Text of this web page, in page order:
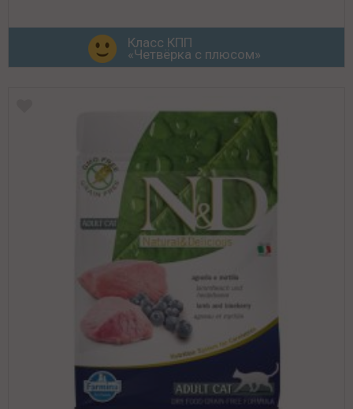
Класс КПП
«Четвёрка с плюсом»